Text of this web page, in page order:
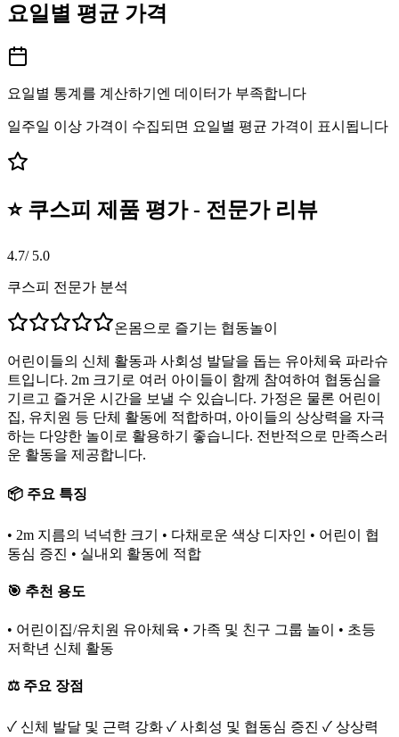
요일별 평균 가격
요일별 통계를 계산하기엔 데이터가 부족합니다
일주일 이상 가격이 수집되면 요일별 평균 가격이 표시됩니다
⭐ 쿠스피 제품 평가 - 전문가 리뷰
4.7/ 5.0
쿠스피 전문가 분석
온몸으로 즐기는 협동놀이
어린이들의 신체 활동과 사회성 발달을 돕는 유아체육 파라슈
트입니다. 2m 크기로 여러 아이들이 함께 참여하여 협동심을
기르고 즐거운 시간을 보낼 수 있습니다. 가정은 물론 어린이
집, 유치원 등 단체 활동에 적합하며, 아이들의 상상력을 자극
하는 다양한 놀이로 활용하기 좋습니다. 전반적으로 만족스러
운 활동을 제공합니다.
📦 주요 특징
• 2m 지름의 넉넉한 크기 • 다채로운 색상 디자인 • 어린이 협
동심 증진 • 실내외 활동에 적합
🎯 추천 용도
• 어린이집/유치원 유아체육 • 가족 및 친구 그룹 놀이 • 초등
저학년 신체 활동
⚖️ 주요 장점
✓ 신체 발달 및 근력 강화 ✓ 사회성 및 협동심 증진 ✓ 상상력